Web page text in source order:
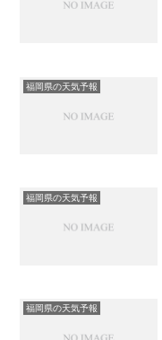
福岡県の天気予報
福岡県の天気予報
福岡県の天気予報